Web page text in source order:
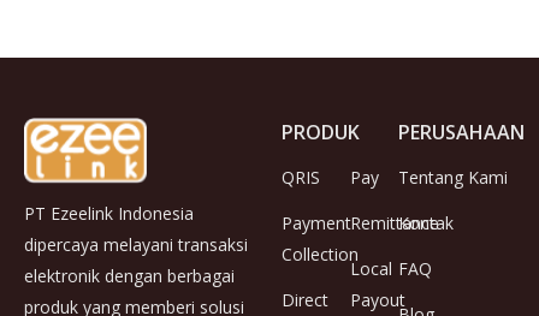
PT Ezeelink Indonesia
dipercaya melayani transaksi
elektronik dengan berbagai
produk yang memberi solusi
PRODUK
QRIS
Payment
Collection
Direct
Pay
Remittance
Local
Payout
PERUSAHAAN
Tentang Kami
Kontak
FAQ